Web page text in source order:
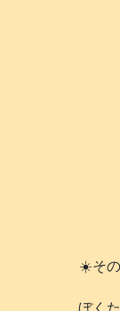
☀️そ
ぼく